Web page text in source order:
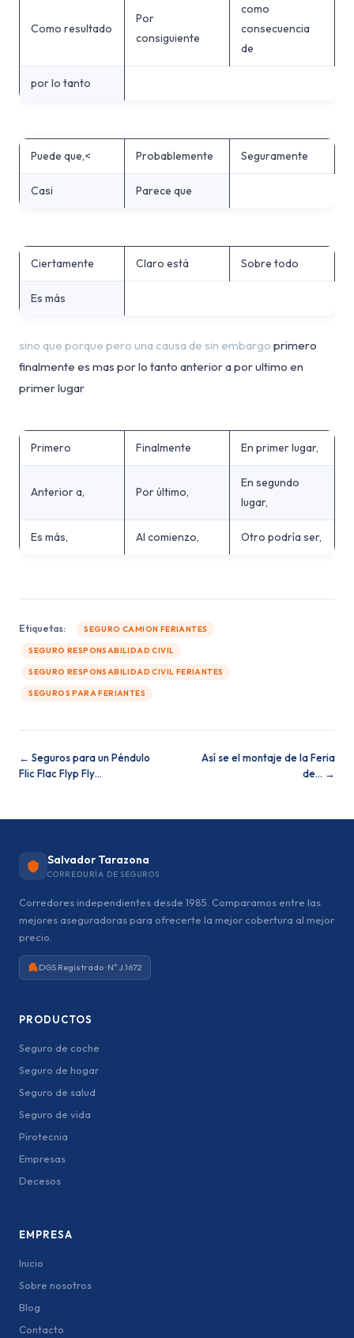
Como resultado
Por
consiguiente
como
consecuencia
de
por lo tanto
Puede que,< Probablemente Seguramente
Casi Parece que
Ciertamente Claro está Sobre todo
Es más
sino que porque pero una causa de sin embargo primero
finalmente es mas por lo tanto anterior a por ultimo en
primer lugar
Primero Finalmente En primer lugar,
Anterior a, Por último,
En segundo
lugar,
Es más, Al comienzo, Otro podría ser,
Etiquetas: SEGURO CAMION FERIANTES
SEGURO RESPONSABILIDAD CIVIL
SEGURO RESPONSABILIDAD CIVIL FERIANTES
SEGUROS PARA FERIANTES
← Seguros para un Péndulo
Flic Flac Flyp Fly…
Así se el montaje de la Feria
de… →
Salvador Tarazona
CORREDURÍA DE SEGUROS
Corredores independientes desde 1985. Comparamos entre las
mejores aseguradoras para ofrecerte la mejor cobertura al mejor
precio.
DGS Registrado · Nº J.1672
PRODUCTOS
Seguro de coche
Seguro de hogar
Seguro de salud
Seguro de vida
Pirotecnia
Empresas
Decesos
EMPRESA
Inicio
Sobre nosotros
Blog
Contacto